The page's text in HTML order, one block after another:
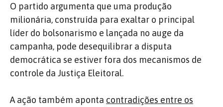
O partido argumenta que uma produção
milionária, construída para exaltar o principal
líder do bolsonarismo e lançada no auge da
campanha, pode desequilibrar a disputa
democrática se estiver fora dos mecanismos de
controle da Justiça Eleitoral.
A ação também aponta contradições entre os